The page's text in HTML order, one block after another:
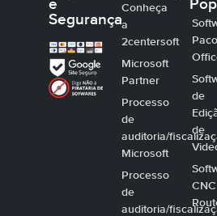
e
Segurança
Conheça
a
2centersoft
Microsoft
Partner
Processo
de
auditoria/
Microsoft
Processo
de
auditoria/
de
de
CNC